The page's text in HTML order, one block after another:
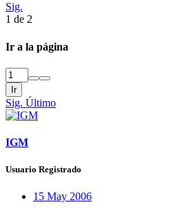
Sig.
1 de 2
Ir a la página
Ir
Sig. Último
IGM
Usuario Registrado
15 May 2006